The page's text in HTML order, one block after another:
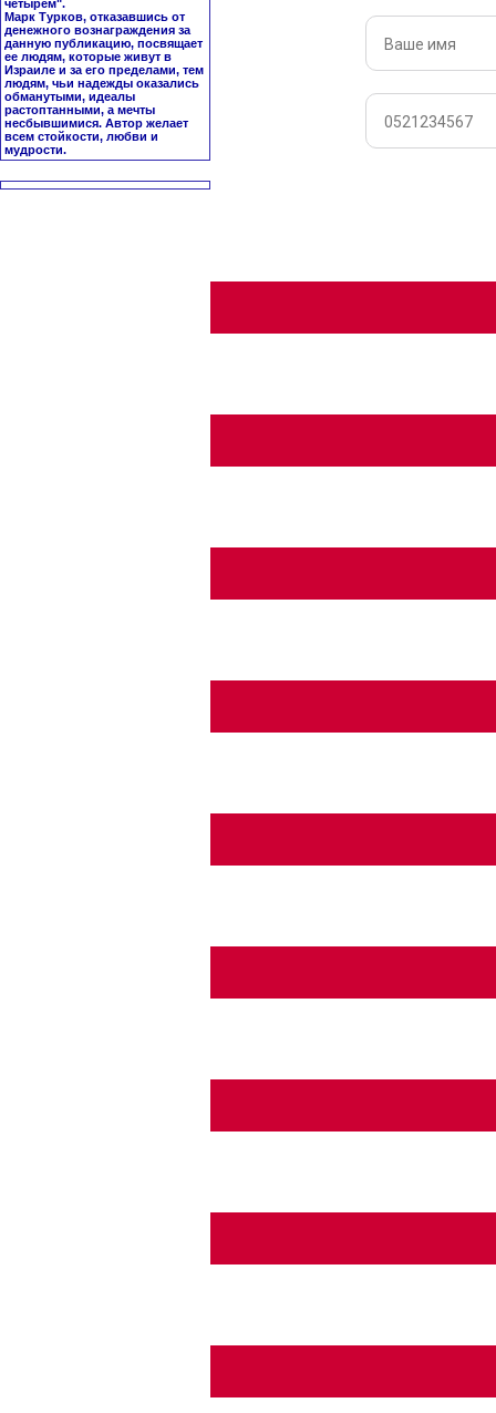
четырем".
Марк Турков, отказавшись от
денежного вознаграждения за
данную публикацию, посвящает
ее людям, которые живут в
Израиле и за его пределами, тем
людям, чьи надежды оказались
обманутыми, идеалы
растоптанными, а мечты
несбывшимися. Автор желает
всем стойкости, любви и
мудрости.